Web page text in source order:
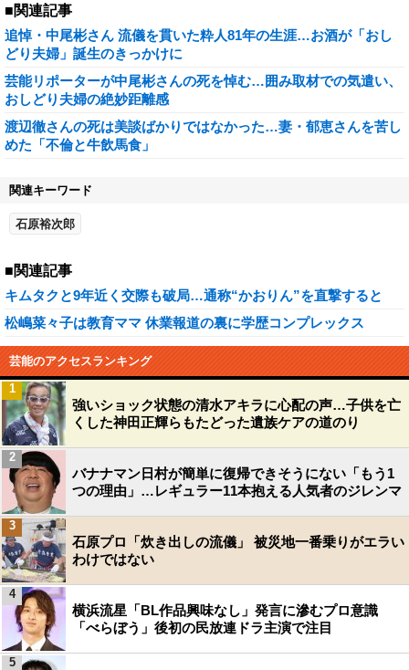
■関連記事
追悼・中尾彬さん 流儀を貫いた粋人81年の生涯…お酒が「おし
どり夫婦」誕生のきっかけに
芸能リポーターが中尾彬さんの死を悼む…囲み取材での気遣い、
おしどり夫婦の絶妙距離感
渡辺徹さんの死は美談ばかりではなかった…妻・郁恵さんを苦し
めた「不倫と牛飲馬食」
関連キーワード
石原裕次郎
■関連記事
キムタクと9年近く交際も破局…通称“かおりん”を直撃すると
松嶋菜々子は教育ママ 休業報道の裏に学歴コンプレックス
芸能のアクセスランキング
強いショック状態の清水アキラに心配の声…子供を亡
くした神田正輝らもたどった遺族ケアの道のり
1
バナナマン日村が簡単に復帰できそうにない「もう1
つの理由」…レギュラー11本抱える人気者のジレンマ
2
石原プロ「炊き出しの流儀」 被災地一番乗りがエラい
わけではない
3
横浜流星「BL作品興味なし」発言に滲むプロ意識
「べらぼう」後初の民放連ドラ主演で注目
4
5